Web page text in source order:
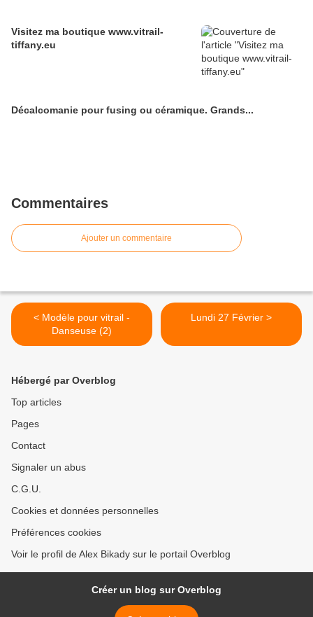
Visitez ma boutique www.vitrail-
tiffany.eu
Décalcomanie pour fusing ou céramique. Grands...
Commentaires
Ajouter un commentaire
< Modèle pour vitrail -
Danseuse (2)
Lundi 27 Février >
Hébergé par Overblog
Top articles
Pages
Contact
Signaler un abus
C.G.U.
Cookies et données personnelles
Préférences cookies
Voir le profil de Alex Bikady sur le portail Overblog
Créer un blog sur Overblog